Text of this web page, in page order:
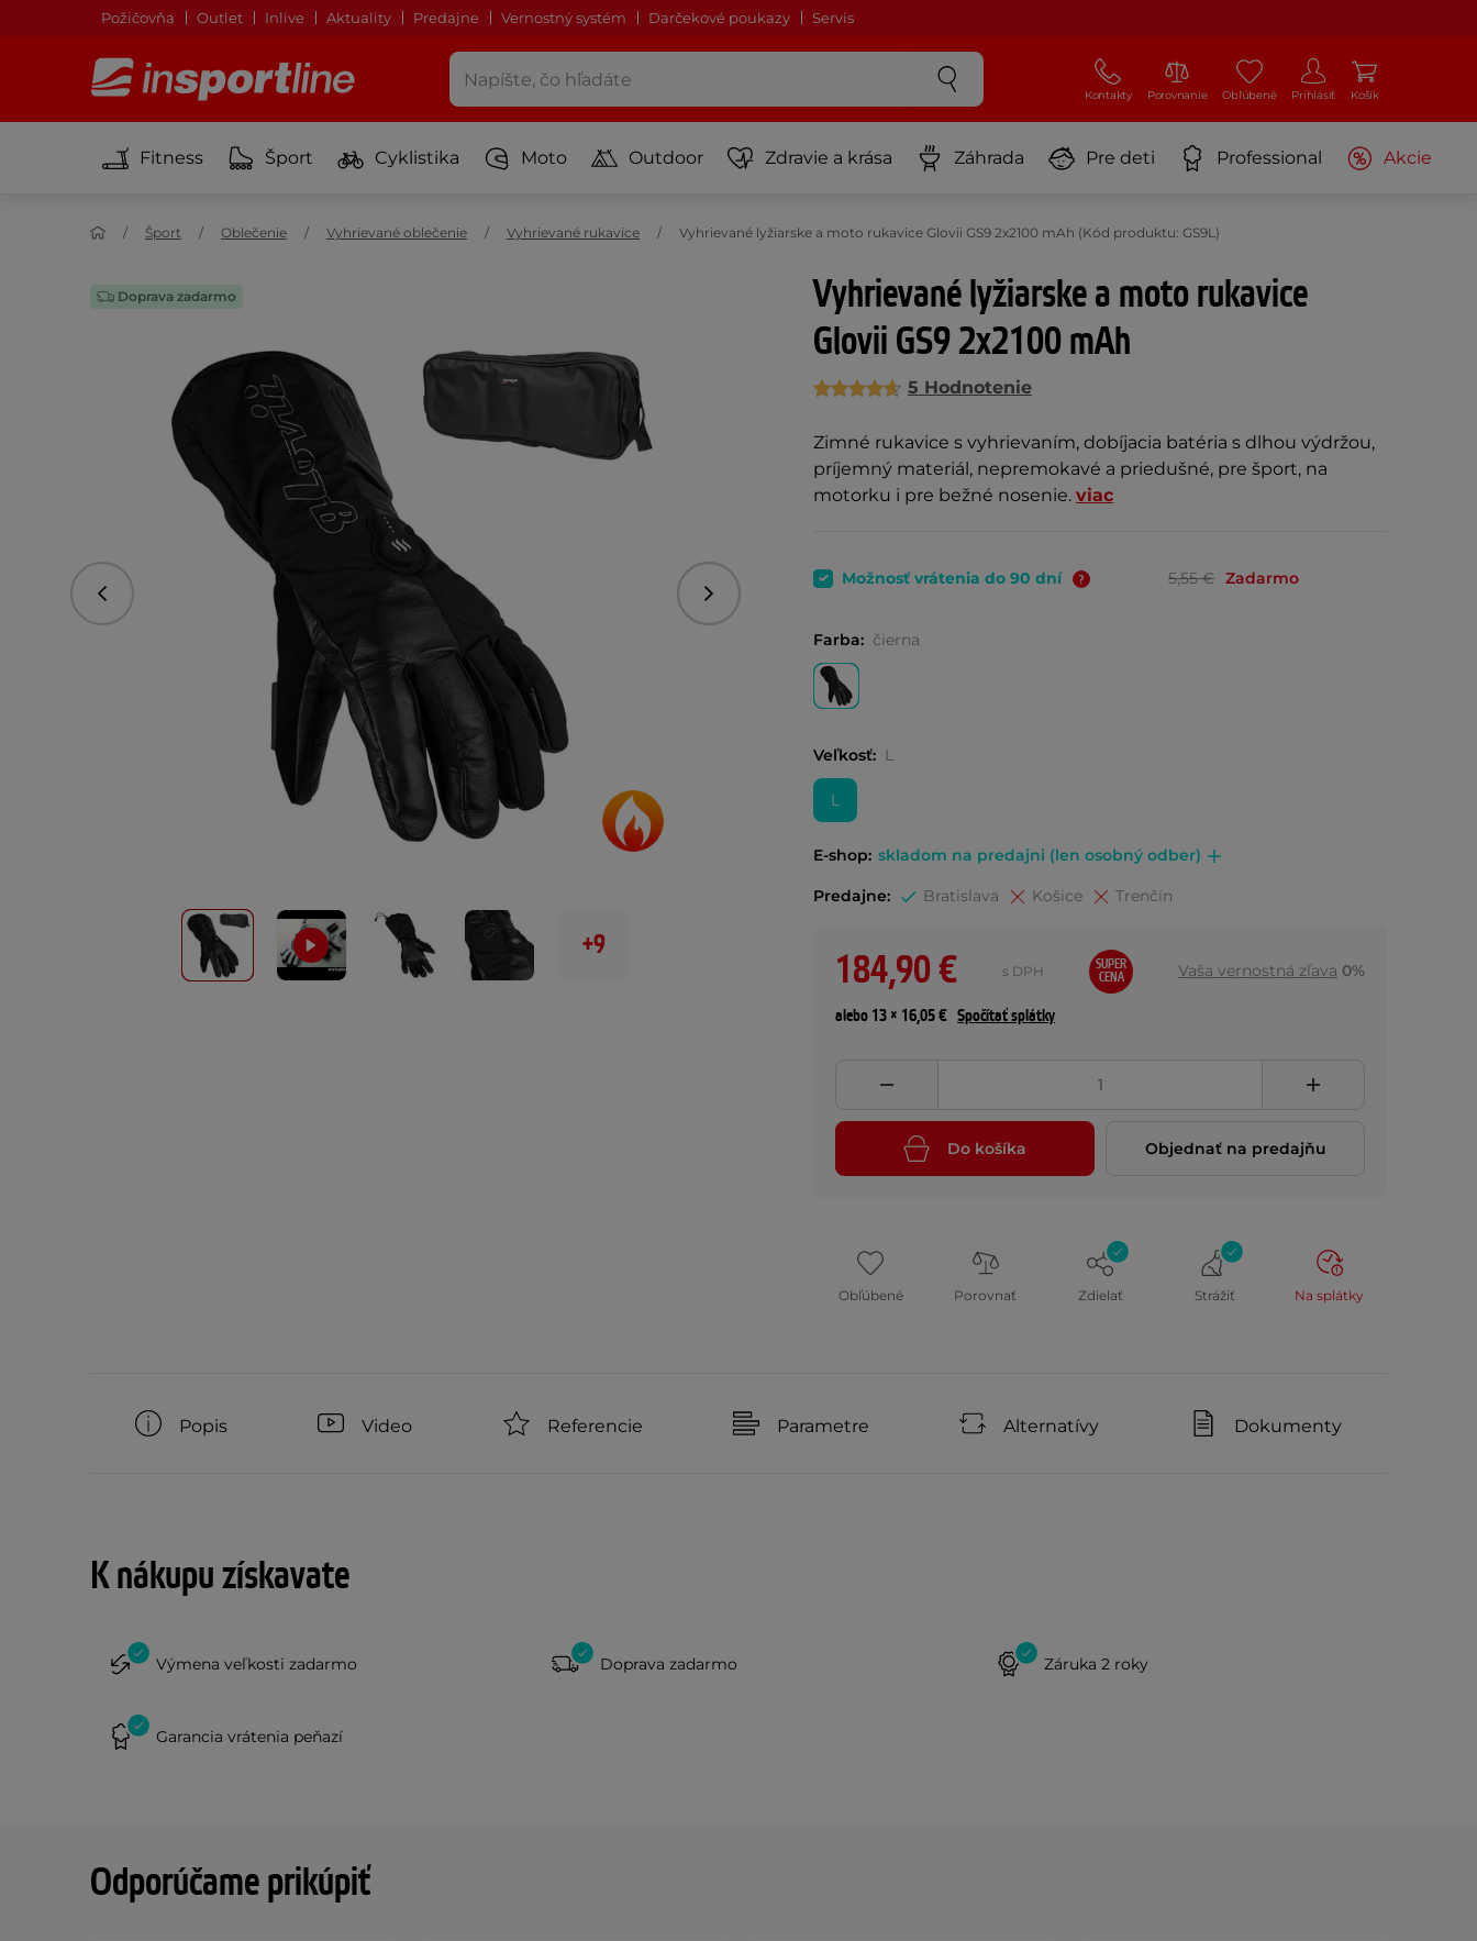
Požičovňa Outlet Inlive Aktuality Predajne Vernostný systém Darčekové poukazy Servis
Kontakty Porovnanie Obľúbené Prihlásiť Košík
Fitness Šport Cyklistika Moto Outdoor Zdravie a krása Záhrada Pre deti Professional Akcie
Šport Oblečenie Vyhrievané oblečenie Vyhrievané rukavice Vyhrievané lyžiarske a moto rukavice Glovii GS9 2x2100 mAh (Kód produktu: GS9L)
Vyhrievané lyžiarske a moto rukavice
Glovii GS9 2x2100 mAh
5 Hodnotenie
Zimné rukavice s vyhrievaním, dobíjacia batéria s dlhou výdržou,
príjemný materiál, nepremokavé a priedušné, pre šport, na
motorku i pre bežné nosenie. viac
Doprava zadarmo
Predchádzajúce Nasledujúce
+9
Možnosť vrátenia do 90 dní 5,55 € Zadarmo
Farba: čierna
Veľkosť: L
L
E-shop: skladom na predajni (len osobný odber)
Predajne: Bratislava Košice Trenčín
184,90 € s DPH
SUPER
CENA
Vaša vernostná zľava 0%
alebo 13 × 16,05 € Spočítať splátky
Do košíka Objednať na predajňu
Obľúbené Porovnať Zdielať Strážiť Na splátky
Popis Video Referencie Parametre Alternatívy Dokumenty
K nákupu získavate
Výmena veľkosti zadarmo Doprava zadarmo Záruka 2 roky
Garancia vrátenia peňazí
Odporúčame prikúpiť